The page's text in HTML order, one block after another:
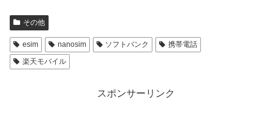
その他
esim nanosim ソフトバンク
携帯電話
楽天モバイル
スポンサーリンク